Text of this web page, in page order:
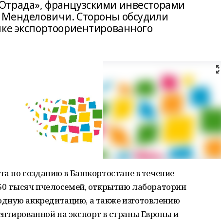
французскими инвесторами
Стороны обсудили
экспортоориентированного
по созданию в Башкортостане в течение
тысяч пчелосемей, открытию лаборатории
аккредитацию, а также изготовлению
на экспорт в страны Европы и